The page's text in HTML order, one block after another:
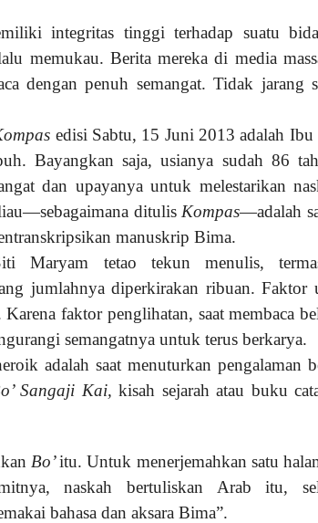
integritas tinggi terhadap suatu
memukau. Berita mereka di media
dengan penuh semangat. Tidak jarang
edisi Sabtu, 15 Juni 2013 adalah Ibu
Bayangkan saja, usianya sudah 86
dan upayanya untuk melestarikan
ditulis Kompas—adalah
manuskrip Bima.
tetao tekun menulis,
jumlahnya diperkirakan ribuan. Faktor
faktor penglihatan, saat membaca
semangatnya untuk terus berkarya.
adalah saat menuturkan pengalaman
Sangaji Kai,kisah sejarah atau buku
Bo’itu. Untuk menerjemahkan satu
naskah bertuliskan Arab itu,
bahasa dan aksara Bima”.